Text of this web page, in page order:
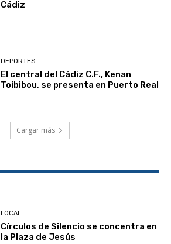
Cádiz
DEPORTES
El central del Cádiz C.F., Kenan
Toibibou, se presenta en Puerto Real
Cargar más
LOCAL
Círculos de Silencio se concentra en
la Plaza de Jesús